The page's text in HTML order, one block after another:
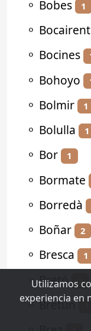
⚬ Bobes 1
⚬ Bocairent
⚬ Bocines
⚬ Bohoyo
⚬ Bolmir 1
⚬ Bolulla 1
⚬ Bor 1
⚬ Bormate
⚬ Borredà
⚬ Boñar 2
⚬ Bresca 1
⚬Bretó 1
⚬Bretún 1
Utilizamos
experiencia en